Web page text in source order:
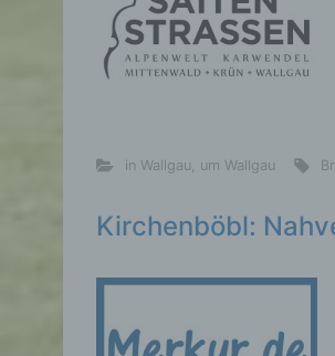
in Wallgau um Wallgau
Kirchenböbl: